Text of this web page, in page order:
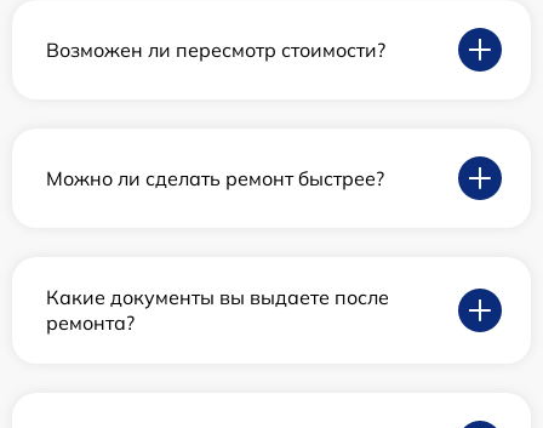
Возможен ли пересмотр стоимости?
Можно ли сделать ремонт быстрее?
Какие документы вы выдаете после
ремонта?